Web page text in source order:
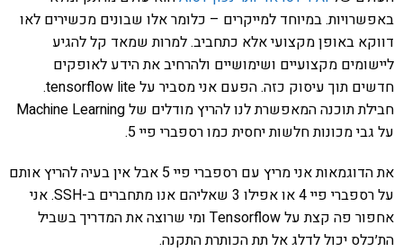
באפשרויות. במיוחד למייקרים – כלומר אלו שבונים מכשירים לאו
דווקא באופן מקצועי אלא כתחביב. למרות שמאד קל להגיע
ליישומים מקצועיים ושימושיים ולהרחיב את הידע לאופקים
חדשים תוך עיסוק כזה. הפעם אני מסביר על tensorflow lite.
חבילת תוכנה המאפשרת לנו להריץ מודלים של Machine Learning
על גבי מכונות חלשות יחסית כמו רספברי פיי 5.
את הדוגמאות אני מריץ עם רספברי פיי 5 אבל אין בעיה להריץ אותם
על רספברי פיי 4 או אפילו 3 שאליהם אנו מתחברים ב-SSH. אני
אחפור פה קצת על Tensorflow ומי שרוצה את המדריך בשביל
הת׳כלס יכול לדלג אל תת הכותרת התקנה.